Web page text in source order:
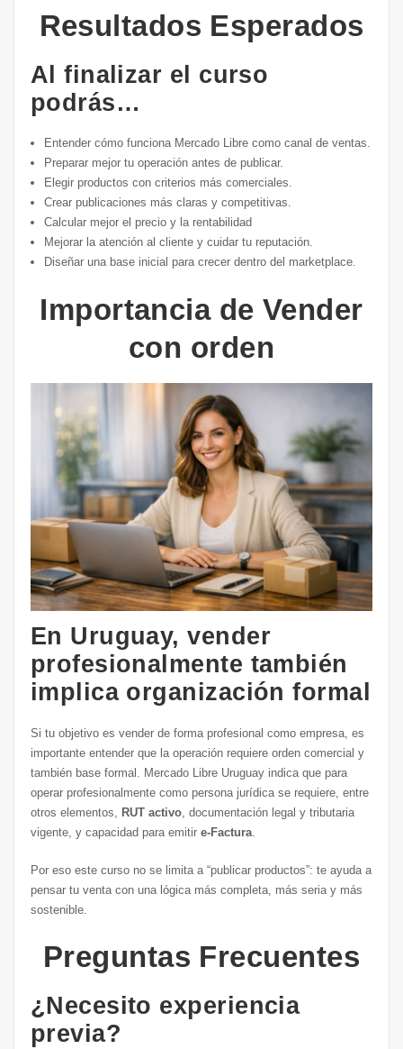
Resultados Esperados
Al finalizar el curso
podrás…
Entender cómo funciona Mercado Libre como canal de ventas.
Preparar mejor tu operación antes de publicar.
Elegir productos con criterios más comerciales.
Crear publicaciones más claras y competitivas.
Calcular mejor el precio y la rentabilidad
Mejorar la atención al cliente y cuidar tu reputación.
Diseñar una base inicial para crecer dentro del marketplace.
Importancia de Vender
con orden
En Uruguay, vender
profesionalmente también
implica organización formal
Si tu objetivo es vender de forma profesional como empresa, es
importante entender que la operación requiere orden comercial y
también base formal. Mercado Libre Uruguay indica que para
operar profesionalmente como persona jurídica se requiere, entre
otros elementos, RUT activo, documentación legal y tributaria
vigente, y capacidad para emitir e-Factura.
Por eso este curso no se limita a “publicar productos”: te ayuda a
pensar tu venta con una lógica más completa, más seria y más
sostenible.
Preguntas Frecuentes
¿Necesito experiencia
previa?